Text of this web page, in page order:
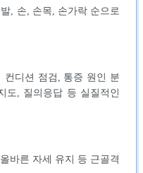
, 손, 손목, 손가락 순으로
컨디션 점검, 통증 원인 분
도, 질의응답 등 실질적인
바른 자세 유지 등 근골격